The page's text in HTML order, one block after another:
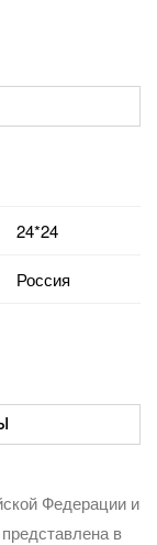
24*24
Россия
Федерации и
в